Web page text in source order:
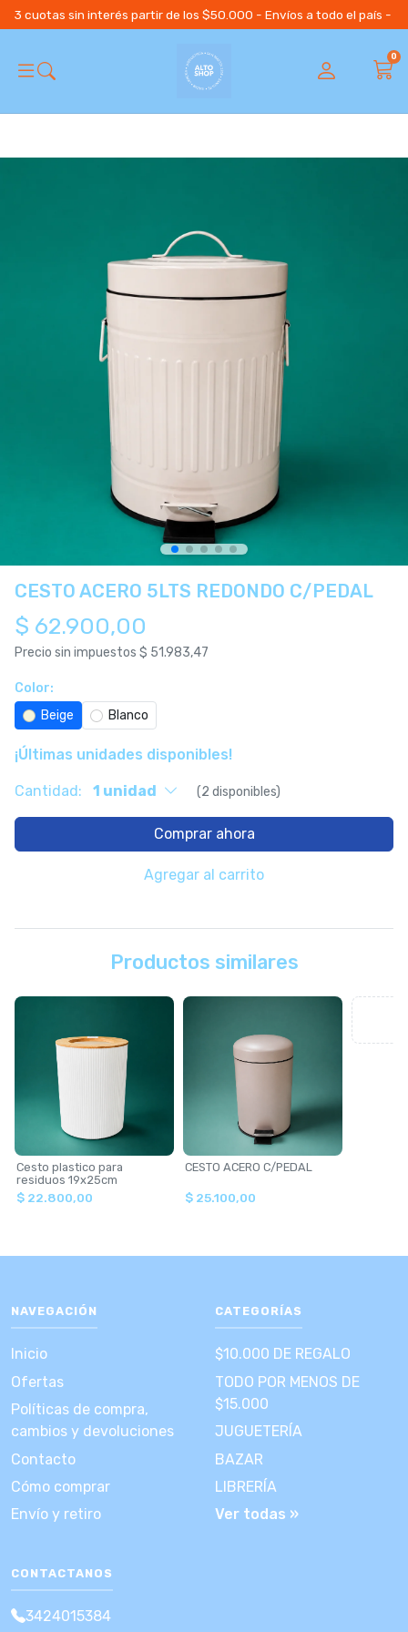
3 cuotas sin interés partir de los $50.000 - Envíos a todo el país -
0
CESTO ACERO 5LTS REDONDO C/PEDAL
$ 62.900,00
Precio sin impuestos $ 51.983,47
Color:
Beige
Blanco
¡Últimas unidades disponibles!
Cantidad: 1 unidad (2 disponibles)
Comprar ahora
Agregar al carrito
Productos similares
Cesto plastico para
residuos 19x25cm
$ 22.800,00
CESTO ACERO C/PEDAL
$ 25.100,00
NAVEGACIÓN
Inicio
Ofertas
Políticas de compra,
cambios y devoluciones
Contacto
Cómo comprar
Envío y retiro
CATEGORÍAS
$10.000 DE REGALO
TODO POR MENOS DE
$15.000
JUGUETERÍA
BAZAR
LIBRERÍA
Ver todas »
CONTACTANOS
3424015384